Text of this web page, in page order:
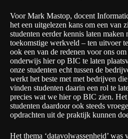
Voor Mark Mastop, docent
het een uitgelezen kans om een van
studenten eerder kennis laten maken
toekomstige werkveld – ten uitvoer
ook een van de redenen voor ons
onderwijs hier op BIC te laten
onze studenten echt tussen de
werkt het beste met met bedrijven
vinden studenten daarin een rol te
precies wat we hier op BIC zien.
studenten daardoor ook steeds
opdrachten uit de praktijk kunnen
Het thema ‘datavolwassenheid’ was